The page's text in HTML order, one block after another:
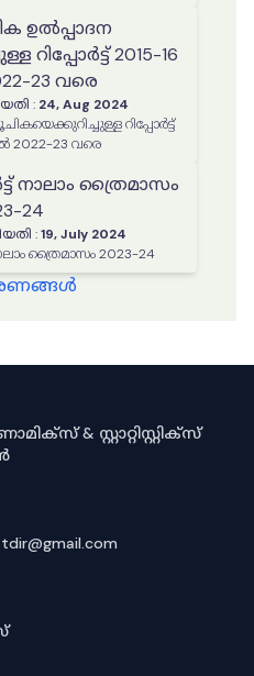
ഉൽപ്പാദന
2015-16
23 വരെ
: 24, Aug 2024
റിപ്പോർട്ട്
2022-23 വരെ
നാലാം ത്രൈമാസം
24
:19, July 2024
ത്രൈമാസം 2023-24
& സ്റ്റാറ്റിസ്റ്റിക്സ്